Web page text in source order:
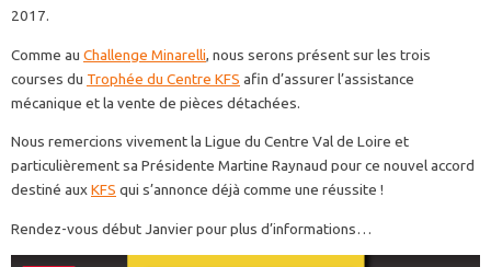
2017.
Comme au Challenge Minarelli, nous serons présent sur les trois
courses du Trophée du Centre KFS afin d’assurer l’assistance
mécanique et la vente de pièces détachées.
Nous remercions vivement la Ligue du Centre Val de Loire et
particulièrement sa Présidente Martine Raynaud pour ce nouvel accord
destiné auxKFS qui s’annonce déjà comme une réussite !
Rendez-vous début Janvier pour plus d’informations…